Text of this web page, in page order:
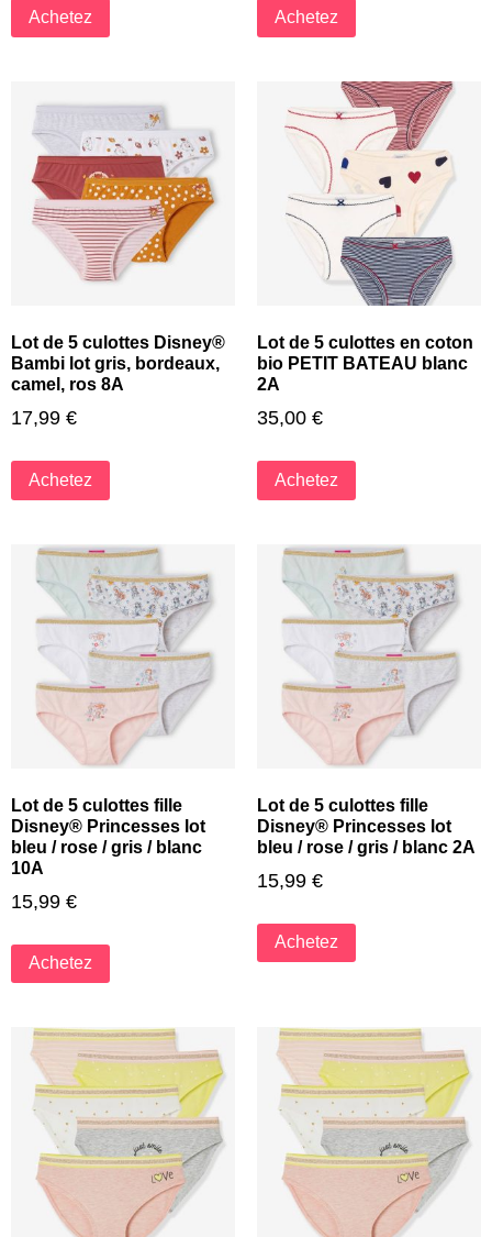
Achetez Achetez
Lot de 5 culottes Disney®
Bambi lot gris, bordeaux,
camel, ros 8A
17,99 €
Achetez
Lot de 5 culottes en coton
bio PETIT BATEAU blanc
2A
35,00 €
Achetez
Lot de 5 culottes fille
Disney® Princesses lot
bleu / rose / gris / blanc
10A
15,99 €
Achetez
Lot de 5 culottes fille
Disney® Princesses lot
bleu / rose / gris / blanc 2A
15,99 €
Achetez